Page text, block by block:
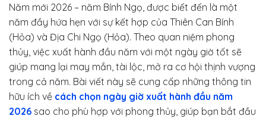
Năm mới 2026 – năm Bính Ngọ, được biết đến là một
năm đầy hứa hẹn với sự kết hợp của Thiên Can Bính
(Hỏa) và Địa Chi Ngọ (Hỏa). Theo quan niệm phong
thủy, việc xuất hành đầu năm với một ngày giờ tốt sẽ
giúp mang lại may mắn, tài lộc, mở ra cơ hội thịnh vượng
trong cả năm. Bài viết này sẽ cung cấp những thông tin
hữu ích về cách chọn ngày giờ xuất hành đầu năm
2026 sao cho phù hợp với phong thủy, giúp bạn bắt đầu